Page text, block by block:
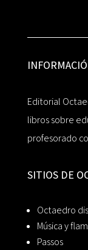
Editorial
libros sobre
profesorado
SITIOS DE
Octaedro
Música y
Passos